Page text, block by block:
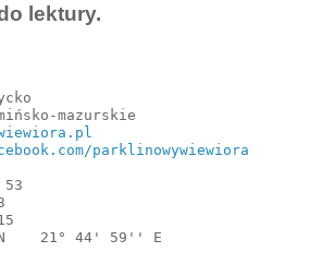
lektury.
mazurskie
parklinowywiewiora
21° 44' 59'' E